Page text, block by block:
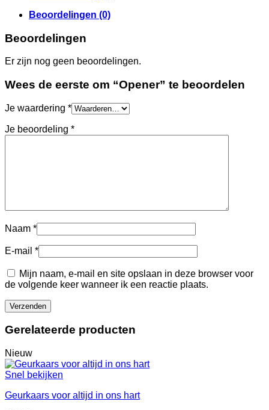
Beoordelingen (0)
Beoordelingen
Er zijn nog geen beoordelingen.
Wees de eerste om “Opener” te beoordelen
Je waardering *
Je beoordeling *
Naam *
E-mail *
Mijn naam, e-mail en site opslaan in deze browser voor
de volgende keer wanneer ik een reactie plaats.
Gerelateerde producten
Nieuw
Snel bekijken
Geurkaars voor altijd in ons hart